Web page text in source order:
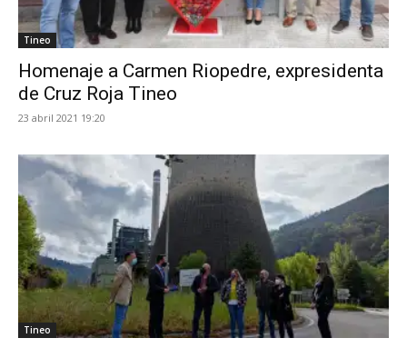
Tineo
Homenaje a Carmen Riopedre, expresidenta
de Cruz Roja Tineo
23 abril 2021 19:20
Tineo